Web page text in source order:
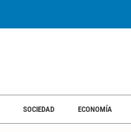
SOCIEDAD ECONOMÍA